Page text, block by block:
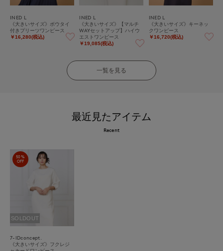
INED L
《大きいサイズ》ボウタイ
付きプリーツワンピース
￥16,280(税込)
INED L
《大きいサイズ》【マルチ
WAYセットアップ】ハイウ
エストワンピース
￥19,085(税込)
INED L
《大きいサイズ》キーネッ
クワンピース
￥16,720(税込)
一覧を見る
最近見たアイテム
Recent
50%
OFF
SOLDOUT
7-IDconcept.
《大きいサイズ》フクレジ